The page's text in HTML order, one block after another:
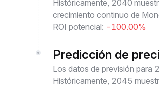
Históricamente, 2040
crecimiento continuo de
ROI potencial: -100.00%
Predicción de
Los datos de previsión para
Históricamente, 2045